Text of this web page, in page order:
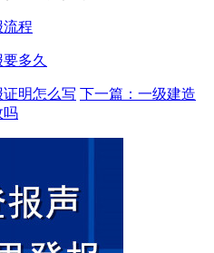
程
多久
证明怎么写 下一篇：一级建造
吗